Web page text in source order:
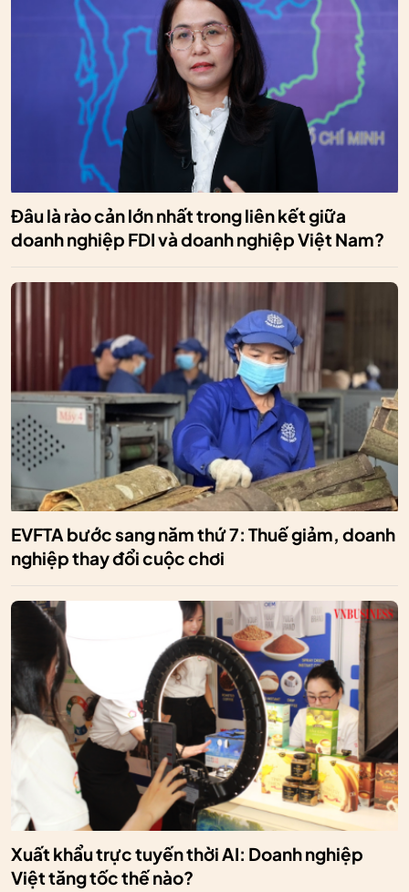
Đâu là rào cản lớn nhất trong liên kết giữa
doanh nghiệp FDI và doanh nghiệp Việt Nam?
EVFTA bước sang năm thứ 7: Thuế giảm, doanh
nghiệp thay đổi cuộc chơi
Xuất khẩu trực tuyến thời AI: Doanh nghiệp
Việt tăng tốc thế nào?